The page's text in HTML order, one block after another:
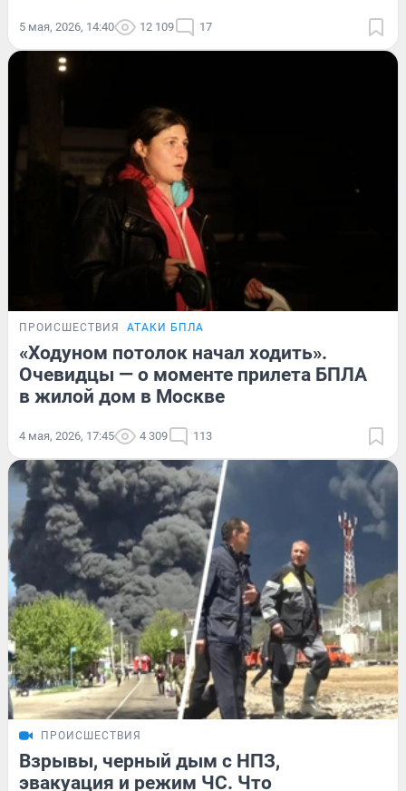
5 мая, 2026, 14:40 12 109 17
ПРОИСШЕСТВИЯ АТАКИ БПЛА
«Ходуном потолок начал ходить».
Очевидцы — о моменте прилета БПЛА
в жилой дом в Москве
4 мая, 2026, 17:45 4 309 113
ПРОИСШЕСТВИЯ
Взрывы, черный дым с НПЗ,
эвакуация и режим ЧС. Что